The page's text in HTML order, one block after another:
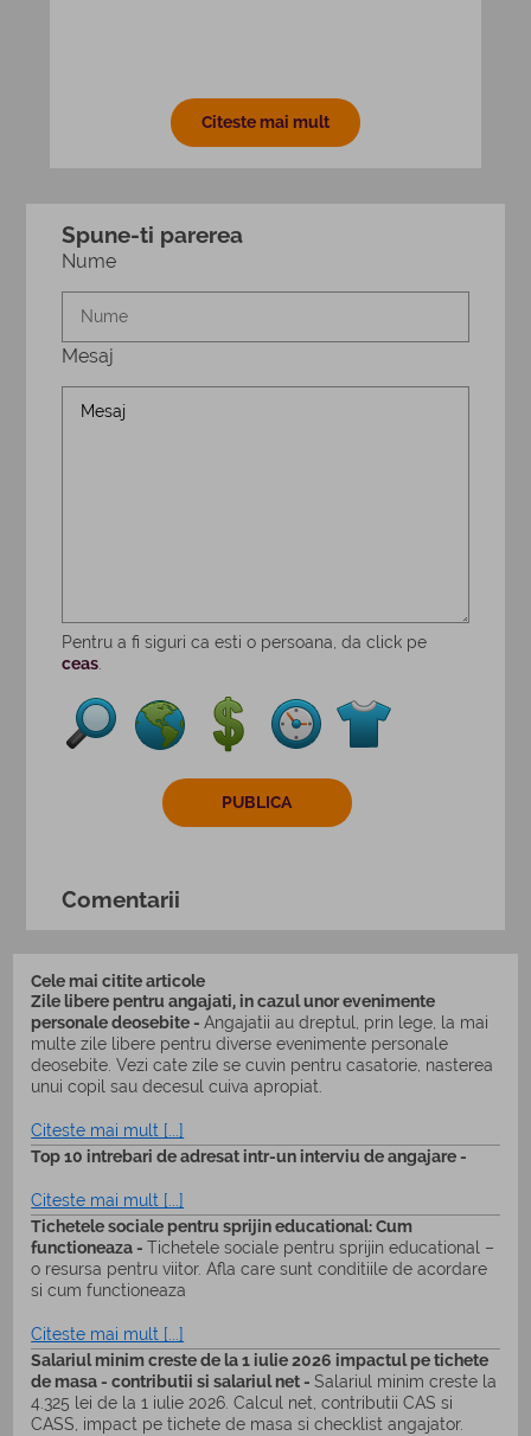
Citeste mai mult
Spune-ti parerea
Nume
Mesaj
Pentru a fi siguri ca esti o persoana, da click pe
ceas.
Comentarii
Cele mai citite articole
Zile libere pentru angajati, in cazul unor evenimente
personale deosebite -Angajatii au dreptul, prin lege, la mai
multe zile libere pentru diverse evenimente personale
deosebite. Vezi cate zile se cuvin pentru casatorie, nasterea
unui copil sau decesul cuiva apropiat.
Citeste mai mult [...]
Top 10 intrebari de adresat intr-un interviu de angajare -
Citeste mai mult [...]
Tichetele sociale pentru sprijin educational: Cum
functioneaza -Tichetele sociale pentru sprijin educational –
o resursa pentru viitor. Afla care sunt conditiile de acordare
si cum functioneaza
Citeste mai mult [...]
Salariul minim creste de la 1 iulie 2026 impactul pe tichete
de masa - contributii si salariul net -Salariul minim creste la
4.325 lei de la 1 iulie 2026. Calcul net, contributii CAS si
CASS, impact pe tichete de masa si checklist angajator.